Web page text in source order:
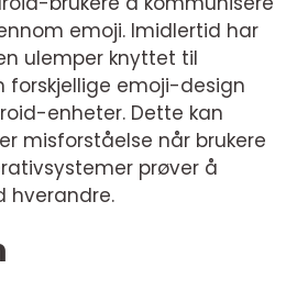
emoji. Imidlertid har
ulemper knyttet til
forskjellige emoji-design
enheter. Dette kan
misforståelse når brukere
prøver å
hverandre.